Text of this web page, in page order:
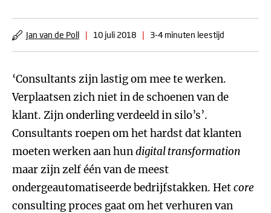
Jan van de Poll | 10 juli 2018 | 3-4 minuten leestijd
‘Consultants zijn lastig om mee te werken.
Verplaatsen zich niet in de schoenen van de
klant. Zijn onderling verdeeld in silo’s’.
Consultants roepen om het hardst dat klanten
moeten werken aan hundigital transformation
maar zijn zelf één van de meest
ondergeautomatiseerde bedrijfstakken. Hetcore
consulting proces gaat om het verhuren van